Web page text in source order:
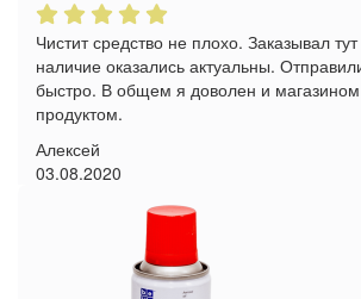
Чистит средство не плохо. Заказывал
наличие оказались актуальны.
быстро. В общем я доволен и
продуктом.
Алексей
03.08.2020